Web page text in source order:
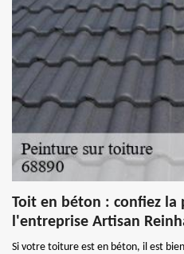
Toit en béton : confiez la
l'entreprise Artisan
Si votre toiture est en béton, il est